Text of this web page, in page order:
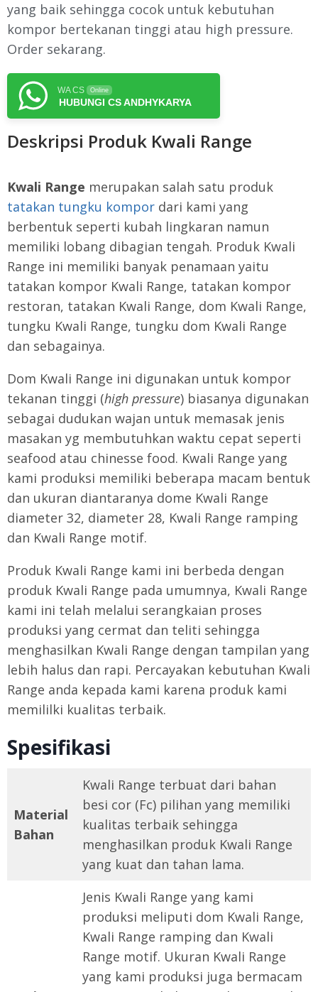
yang baik sehingga cocok untuk kebutuhan
kompor bertekanan tinggi atau high pressure.
Order sekarang.
WA CS Online
HUBUNGI CS ANDHYKARYA
Deskripsi Produk Kwali Range
Kwali Range merupakan salah satu produk
tatakan tungku kompor dari kami yang
berbentuk seperti kubah lingkaran namun
memiliki lobang dibagian tengah. Produk Kwali
Range ini memiliki banyak penamaan yaitu
tatakan kompor Kwali Range, tatakan kompor
restoran, tatakan Kwali Range, dom Kwali Range,
tungku Kwali Range, tungku dom Kwali Range
dan sebagainya.
Dom Kwali Range ini digunakan untuk kompor
tekanan tinggi (high pressure) biasanya digunakan
sebagai dudukan wajan untuk memasak jenis
masakan yg membutuhkan waktu cepat seperti
seafood atau chinesse food. Kwali Range yang
kami produksi memiliki beberapa macam bentuk
dan ukuran diantaranya dome Kwali Range
diameter 32, diameter 28, Kwali Range ramping
dan Kwali Range motif.
Produk Kwali Range kami ini berbeda dengan
produk Kwali Range pada umumnya, Kwali Range
kami ini telah melalui serangkaian proses
produksi yang cermat dan teliti sehingga
menghasilkan Kwali Range dengan tampilan yang
lebih halus dan rapi. Percayakan kebutuhan Kwali
Range anda kepada kami karena produk kami
memililki kualitas terbaik.
Spesifikasi
Material
Bahan
Kwali Range terbuat dari bahan
besi cor (Fc) pilihan yang memiliki
kualitas terbaik sehingga
menghasilkan produk Kwali Range
yang kuat dan tahan lama.
Jenis Kwali Range yang kami
produksi meliputi dom Kwali Range,
Kwali Range ramping dan Kwali
Range motif. Ukuran Kwali Range
yang kami produksi juga bermacam